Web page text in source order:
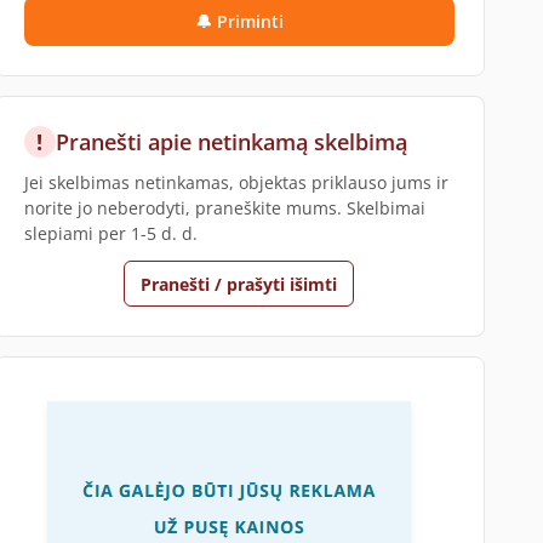
🔔 Priminti
! Pranešti apie netinkamą skelbimą
Jei skelbimas netinkamas, objektas priklauso jums ir
norite jo neberodyti, praneškite mums. Skelbimai
slepiami per 1-5 d. d.
Pranešti / prašyti išimti